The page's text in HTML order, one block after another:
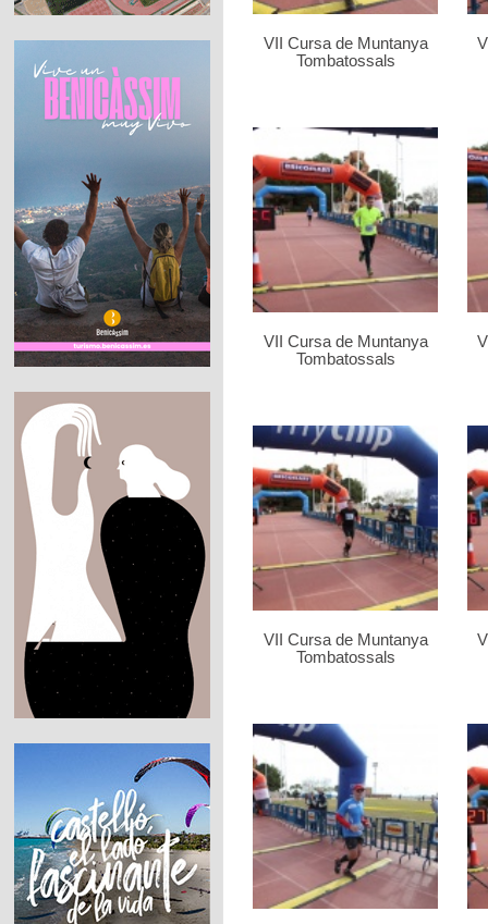
VII Cursa de Muntanya
Tombatossals
VII Cursa de Muntanya
Tombatossals
VII Cursa de Muntanya
Tombatossals